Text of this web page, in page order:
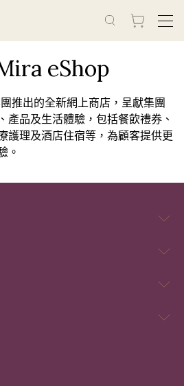
eShop
推出的全新網上商店，呈獻集團
產品及生活體驗，包括餐飲禮券、
護理及酒店住宿等，為顧客提供更
。